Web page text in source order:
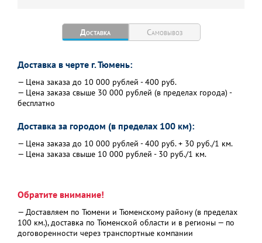
Доставка Самовывоз
Доставка в черте г. Тюмень:
— Цена заказа до 10 000 рублей - 400 руб.
— Цена заказа свыше 30 000 рублей (в пределах города) -
бесплатно
Доставка за городом (в пределах 100 км):
— Цена заказа до 10 000 рублей - 400 руб. + 30 руб./1 км.
— Цена заказа свыше 10 000 рублей - 30 руб./1 км.
Обратите внимание!
— Доставляем по Тюмени и Тюменскому району (в пределах
100 км.), доставка по Тюменской области и в регионы — по
договоренности через транспортные компании